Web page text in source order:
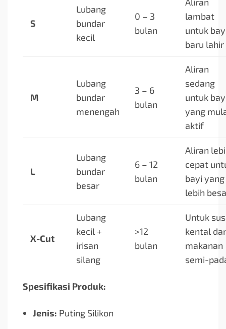
S
Lubang
bundar
kecil
0 – 3
bulan
lambat
untuk
baru lahir
M
Lubang
bundar
menengah
3 – 6
bulan
Aliran
sedang
untuk
yang
aktif
L
Lubang
bundar
besar
6 – 12
bulan
Aliran
cepat
bayi yang
lebih
X-Cut
Lubang
kecil +
irisan
silang
>12
bulan
Untuk
kental
makanan
semi-
Spesifikasi Produk:
Jenis: Puting Silikon